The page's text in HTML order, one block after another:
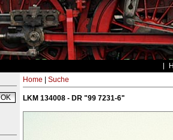
Home Suche
LKM 134008 - DR "99 7231-6"